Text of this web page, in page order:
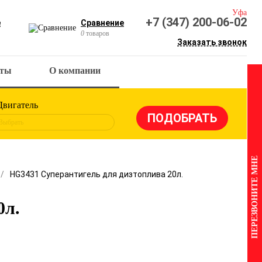
Сравнение
0 товаров
Уфа
+7 (347) 200-06-02
Заказать звонок
О компании
Выбрать
HG3431 Суперантигель для дизтоплива 20л. ПЕРЕЗВОНИТЕ МНЕ